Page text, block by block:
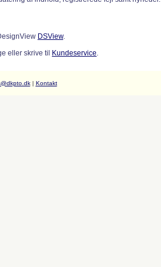
DSView.
eller skrive til
Kundeservice.
| Kontakt